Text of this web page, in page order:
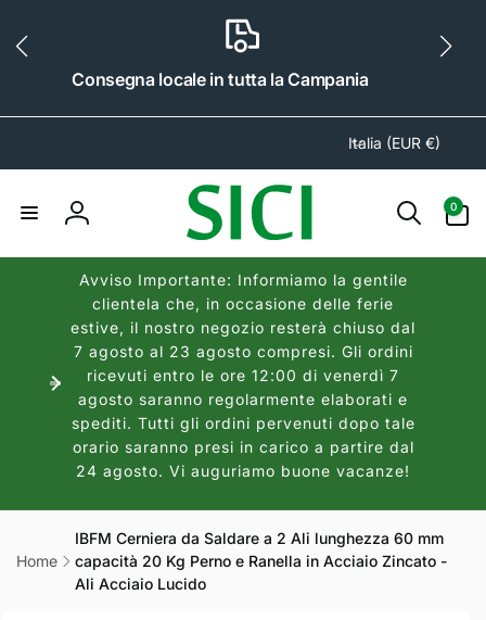
contenuti
Consegna locale in tutta la Campania
A
e
a
g
e
o
g
r
a
f
Italia (EUR €)
Accedi
0
articoli
Avviso Importante: Informiamo la gentile
clientela che, in occasione delle ferie
estive, il nostro negozio resterà chiuso dal
7 agosto al 23 agosto compresi. Gli ordini
ricevuti entro le ore 12:00 di venerdì 7
agosto saranno regolarmente elaborati e
spediti. Tutti gli ordini pervenuti dopo tale
orario saranno presi in carico a partire dal
24 agosto. Vi auguriamo buone vacanze!
Home
IBFM Cerniera da Saldare a 2 Ali lunghezza 60 mm
capacità 20 Kg Perno e Ranella in Acciaio Zincato -
Ali Acciaio Lucido